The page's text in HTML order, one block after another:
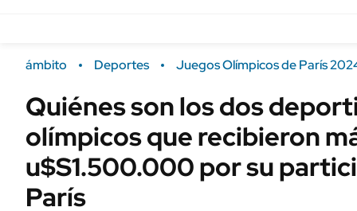
Campo
FINANZAS
Dólar
Mercados
Real Estate
Sustentabilidad
Seguros
POLÍTICA
ámbito Deportes Juegos Olímpicos de París
Quiénes son los dos
olímpicos que recibieron
u$S1.500.000 por su
París